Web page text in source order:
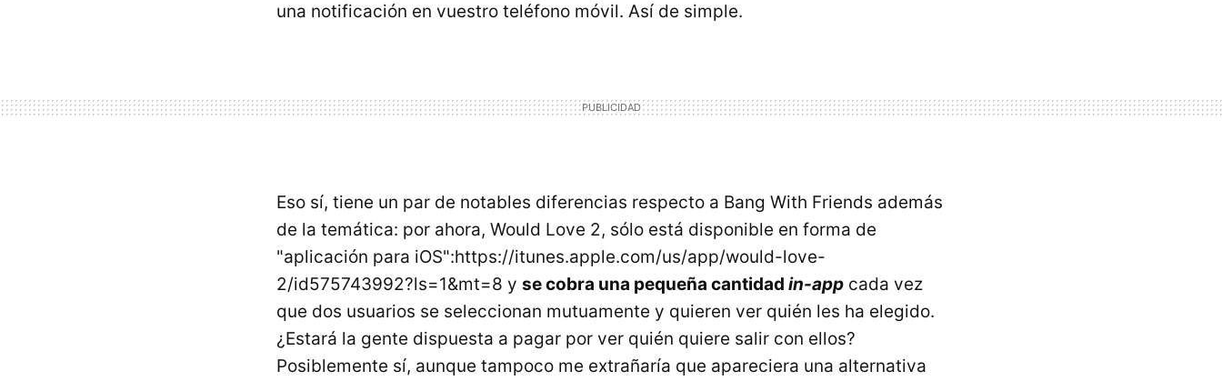
una notificación en vuestro teléfono móvil. Así de simple.
Eso sí, tiene un par de notables diferencias respecto a Bang With Friends además
de la temática: por ahora, Would Love 2, sólo está disponible en forma de
"aplicación para iOS":https://itunes.apple.com/us/app/would-love-
2/id575743992?ls=1&mt=8 y se cobra una pequeña cantidad in-app cada vez
que dos usuarios se seleccionan mutuamente y quieren ver quién les ha elegido.
¿Estará la gente dispuesta a pagar por ver quién quiere salir con ellos?
Posiblemente sí, aunque tampoco me extrañaría que apareciera una alternativa